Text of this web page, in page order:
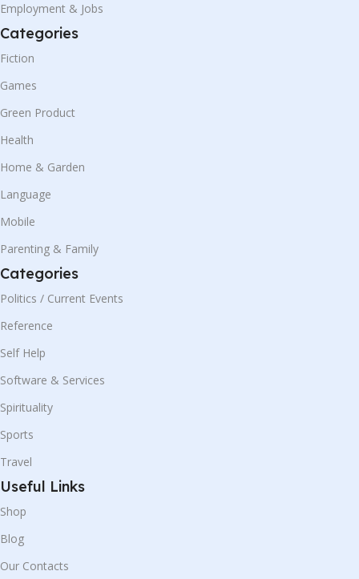
Employment & Jobs
Categories
Fiction
Games
Green Product
Health
Home & Garden
Language
Mobile
Parenting & Family
Categories
Politics / Current Events
Reference
Self Help
Software & Services
Spirituality
Sports
Travel
Useful Links
Shop
Blog
Our Contacts